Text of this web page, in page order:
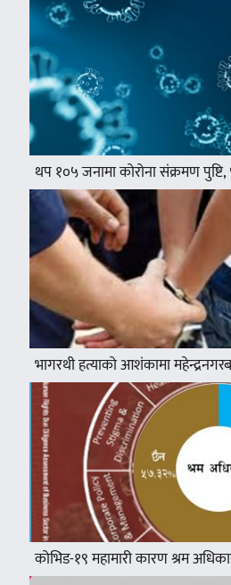
थप १०५ जनामा कोरोना संक्रमण पुष्टि,
भागरथी हत्याको आशंकामा
कोभिड-१९ महामारी कारण श्रम